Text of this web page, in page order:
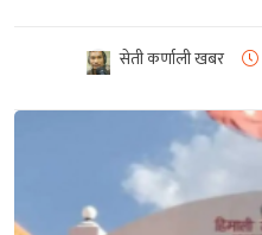
सेती कर्णाली खबर